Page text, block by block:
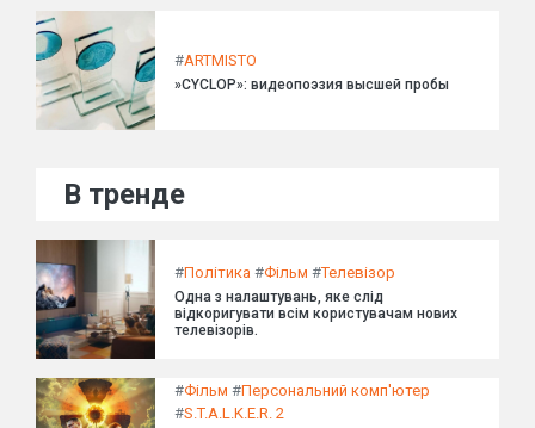
#ARTMISTO
»CYCLOP»: видеопоэзия высшей пробы
В тренде
#Політика #Фільм #Телевізор
Одна з налаштувань, яке слід
відкоригувати всім користувачам нових
телевізорів.
#Фільм #Персональний комп'ютер
#S.T.A.L.K.E.R. 2